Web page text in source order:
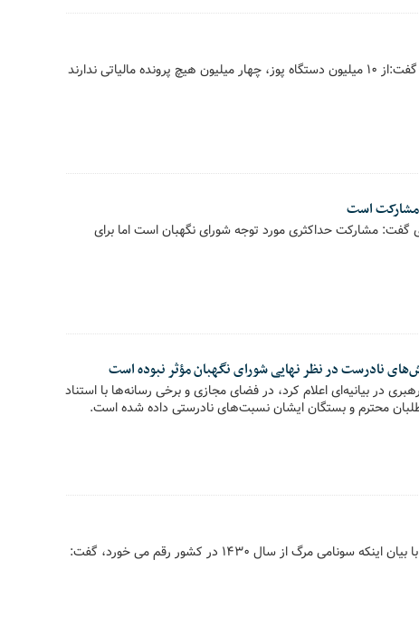
پیام خانواده - رئیس کمیسیون اقتصادی مجلس شورای اسلامی گفت:از ۱۰ میلیون دستگاه پوز، چهار میلیون هیچ پرونده مالیاتی ندارند
مشارکت است
گفت: مشارکت حداکثری مورد توجه شورای نگهبان است اما برای
نادرست در نظر نهایی شورای نگهبان مؤثر نبوده است
در بیانیه‌ای اعلام کرد، در فضای مجازی و برخی رسانه‌ها با استناد
محترم و بستگان ایشان نسبت‌های نادرستی داده شده است.
پیام خانواده - رییس فراکسیون جمعیت مجلس شورای اسلامی با بیان اینکه سونامی مرگ از سال ۱۴۳۰ در کشور رقم می خورد، گفت: